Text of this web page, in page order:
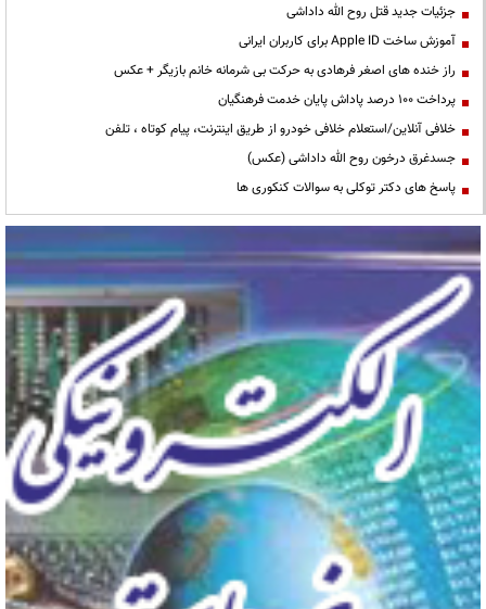
جزئیات جدید قتل روح الله داداشی
آموزش ساخت Apple ID برای کاربران ایرانی
راز خنده های اصغر فرهادی به حرکت بی شرمانه خانم بازیگر + عکس
پرداخت ۱۰۰ درصد پاداش پایان خدمت فرهنگیان
خلافی آنلاین/استعلام خلافی خودرو از طریق اینترنت، پیام کوتاه ، تلفن
جسدغرق درخون روح الله داداشی (عکس)
پاسخ های دکتر توکلی به سوالات کنکوری ها